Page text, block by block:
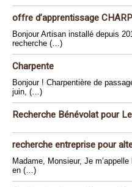
offre d’apprentissage
Bonjour Artisan installé depuis
recherche (…)
Charpente
Bonjour ! Charpentière de
juin, (…)
Recherche Bénévolat pour
recherche entreprise pour
Madame, Monsieur, Je
en (…)